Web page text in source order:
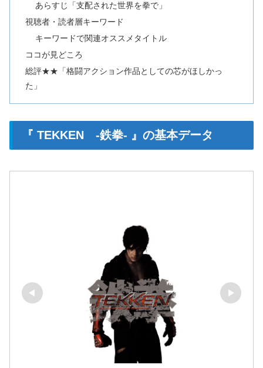
あらすじ「支配された世界を拳で」
視聴者・読者層キーワード
キーワードで関連オススメタイトル
ココが見どころ
総評★★「格闘アクション作品としての芯がほしかっ
た」
『 TEKKEN -鉄拳- 』の基本データ